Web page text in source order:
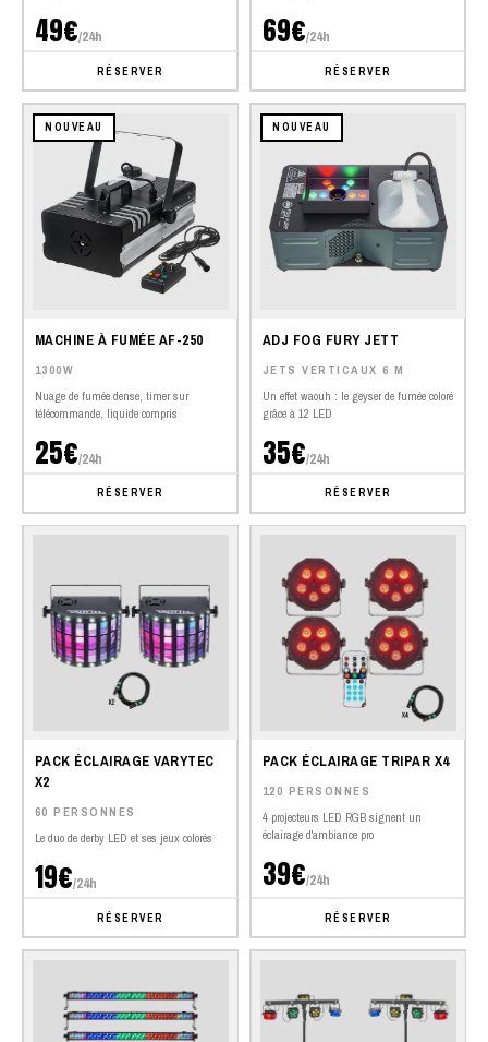
49€/24h
RÉSERVER
69€/24h
RÉSERVER
NOUVEAU
MACHINE À FUMÉE AF-250
1300W
Nuage de fumée dense, timer sur
télécommande, liquide compris
25€/24h
RÉSERVER
NOUVEAU
ADJ FOG FURY JETT
JETS VERTICAUX 6 M
Un effet waouh : le geyser de fumée coloré
grâce à 12 LED
35€/24h
RÉSERVER
PACK ÉCLAIRAGE VARYTEC
X2
60 PERSONNES
Le duo de derby LED et ses jeux colorés
19€/24h
RÉSERVER
PACK ÉCLAIRAGE TRIPAR X4
120 PERSONNES
4 projecteurs LED RGB signent un
éclairage d'ambiance pro
39€/24h
RÉSERVER